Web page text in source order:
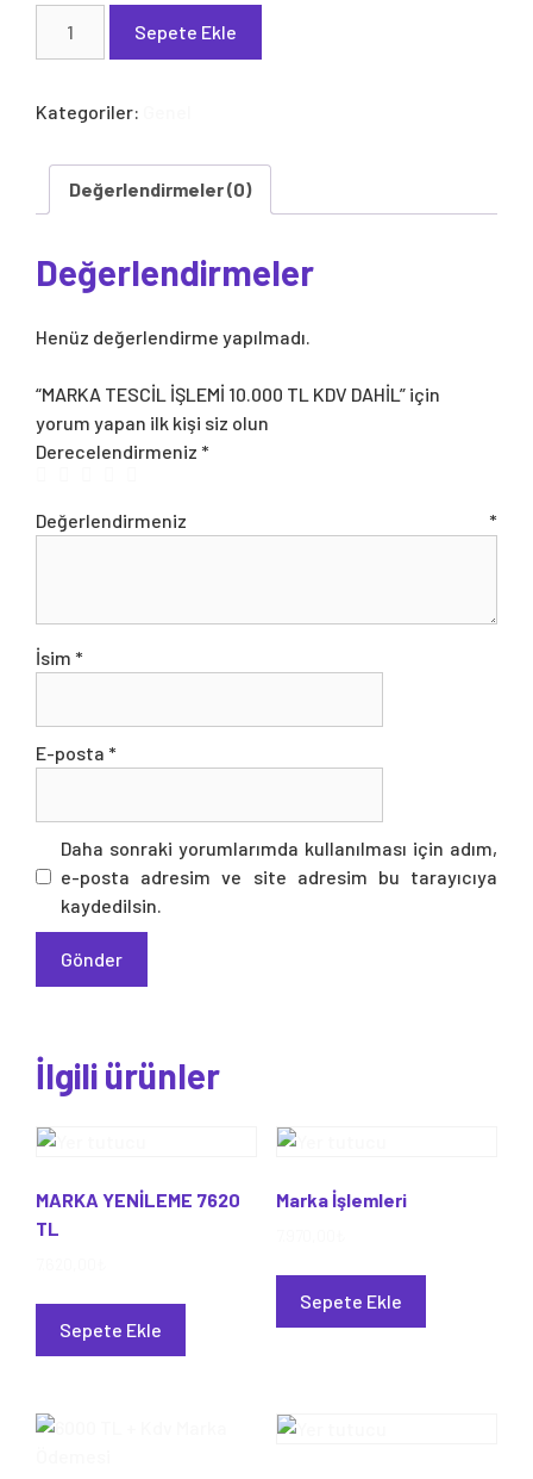
TESCİL
10.000
KDV
DAHİL
adet
Sepete Ekle
Kategoriler:
Değerlendirmeler (0)
Değerlendirmeler
Henüz değerlendirme yapılmadı.
“MARKA TESCİL İŞLEMİ 10.000 TL KDV DAHİL” için
yorum yapan ilk kişi siz olun
Derecelendirmeniz *
Değerlendirmeniz *
İsim *
E-posta *
Daha sonraki yorumlarımda kullanılması için adım,
e-posta adresim ve site adresim bu tarayıcıya
kaydedilsin.
İlgili ürünler
MARKA YENİLEME 7620
TL
Sepete Ekle
Marka İşlemleri
Sepete Ekle